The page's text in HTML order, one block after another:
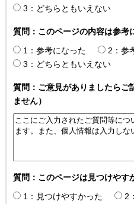
3：どちらともいえない
質問：このページの内容は参考
1：参考になった
2：参
3：どちらともいえない
質問：ご意見がありましたらご
ません）
質問：このページは見つけやす
1：見つけやすかった
2